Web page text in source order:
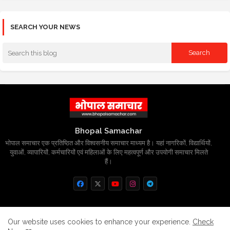
SEARCH YOUR NEWS
Bhopal Samachar
भोपाल समाचार एक प्रतिष्ठित और विश्वसनीय समाचार माध्यम है। यहां नागरिकों, विद्यार्थियों,
युवाओं, व्यापारियों, कर्मचारियों एवं महिलाओं के लिए महत्वपूर्ण और उपयोगी समाचार मिलते
हैं।
Home About Contact us Privacy Policy
Our website uses cookies to enhance your experience. Check